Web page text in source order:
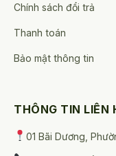
Chính sách đổi trả
Thanh toán
Bảo mật thông tin
THÔNG TIN LIÊN
01 Bãi Dương,